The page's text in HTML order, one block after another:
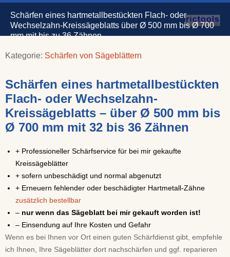
Schärfen eines hartmetallbestückten Flach- oder
Wechselzahn-Kreissägeblatts über Ø 500 mm bis Ø 700
mm mit bis zu 36 Zähnen
Kategorie: Schärfen von Sägeblättern
Schärfen eines hartmetallbestückten
Flach- oder Wechselzahn-
Kreissägeblatts – über Ø 500 mm bis
Ø 700 mm mit 32 bis 36 Zähnen
+ Professioneller Schärfservice für bei mir gekaufte
Kreissägeblätter
+ sofern unbeschädigt und normal abgenutzt
+ Erneuern fehlender oder beschädigter Hartmetall-Zähne
zusätzlich bestellbar
– nur wenn das Sägeblatt bei mir gekauft worden ist!
– Einsendung auf Ihre Kosten und Gefahr
Wenn es bei Ihnen vor Ort einen guten Schärfdienst gibt, empfehle
ich Ihnen, Ihre Sägeblätter dort nachschärfen und ggf. reparieren